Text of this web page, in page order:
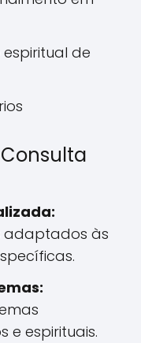
de
adaptados às
e espirituais.